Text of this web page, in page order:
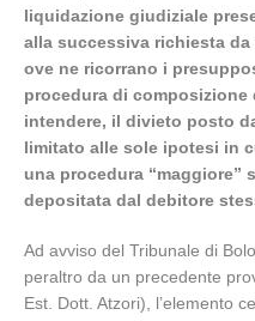
liquidazione giudiziale
alla successiva richiesta
ove ne ricorrano i
procedura di
intendere, il divieto posto
limitato alle sole ipotesi in
una procedura “maggiore”
depositata dal debitore
Ad avviso del Tribunale di
peraltro da un precedente
Est. Dott. Atzori), l’elemento